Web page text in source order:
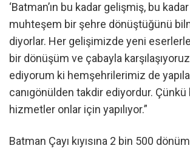
‘Batman’ın bu kadar gelişmiş, bu
muhteşem bir şehre dönüştüğünü
diyorlar. Her gelişimizde yeni
bir dönüşüm ve çabayla
ediyorum ki hemşehrilerimiz de
canıgönülden takdir ediyordur. Çünkü
hizmetler onlar için yapılıyor.”
Batman Çayı kıyısına 2 bin 500